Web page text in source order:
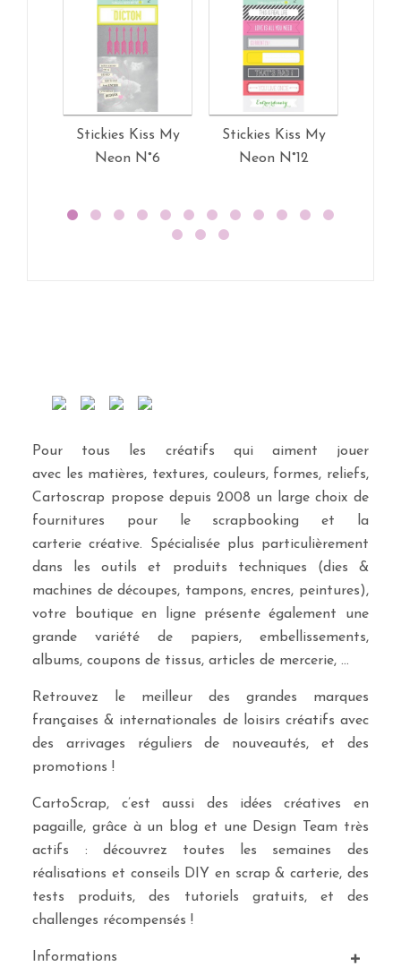
Stickies Kiss My
Neon N°6
Stickies Kiss My
Neon N°12
Pour tous les créatifs qui aiment jouer
avec les matières, textures, couleurs, formes, reliefs,
Cartoscrap propose depuis 2008 un large choix de
fournitures pour le scrapbooking et la
carterie créative. Spécialisée plus particulièrement
dans les outils et produits techniques (dies &
machines de découpes, tampons, encres, peintures),
votre boutique en ligne présente également une
grande variété de papiers, embellissements,
albums, coupons de tissus, articles de mercerie, …
Retrouvez le meilleur des grandes marques
françaises & internationales de loisirs créatifs avec
des arrivages réguliers de nouveautés, et des
promotions !
CartoScrap, c’est aussi des idées créatives en
pagaille, grâce à un blog et une Design Team très
actifs : découvrez toutes les semaines des
réalisations et conseils DIY en scrap & carterie, des
tests produits, des tutoriels gratuits, et des
challenges récompensés !
Informations